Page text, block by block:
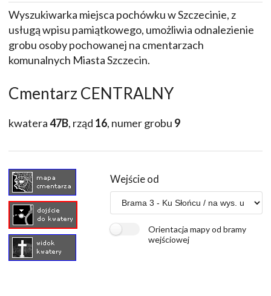
Wyszukiwarka miejsca pochówku w Szczecinie, z
usługą wpisu pamiątkowego, umożliwia odnalezienie
grobu osoby pochowanej na cmentarzach
komunalnych Miasta Szczecin.
Cmentarz CENTRALNY
kwatera47B, rząd 16, numer grobu 9
Wejście od
Orientacja mapy od bramy
wejściowej